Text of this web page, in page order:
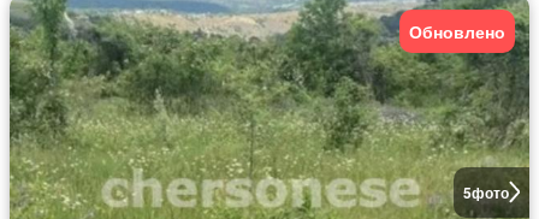
5фото
Обновлено